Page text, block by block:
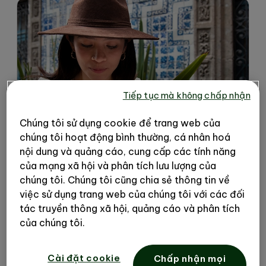
Đi du lịch có thể gây ảnh hưởng
đến hệ vi sinh đường ruột của bạn
đường ruột của chúng ta hiện đã được các
nhà khoa học công nhận là “bộ não thứ 2”
Chúng tôi sử dụng cookie để trang web của
chúng tôi hoạt động bình thường, cá nhân hoá
nội dung và quảng cáo, cung cấp các tính năng
của mạng xã hội và phân tích lưu lượng của
chúng tôi. Chúng tôi cũng chia sẻ thông tin về
việc sử dụng trang web của chúng tôi với các đối
tác truyền thông xã hội, quảng cáo và phân tích
của chúng tôi.
Cài đặt cookie
Chấp nhận mọi
Tiếp tục mà không chấp nhận